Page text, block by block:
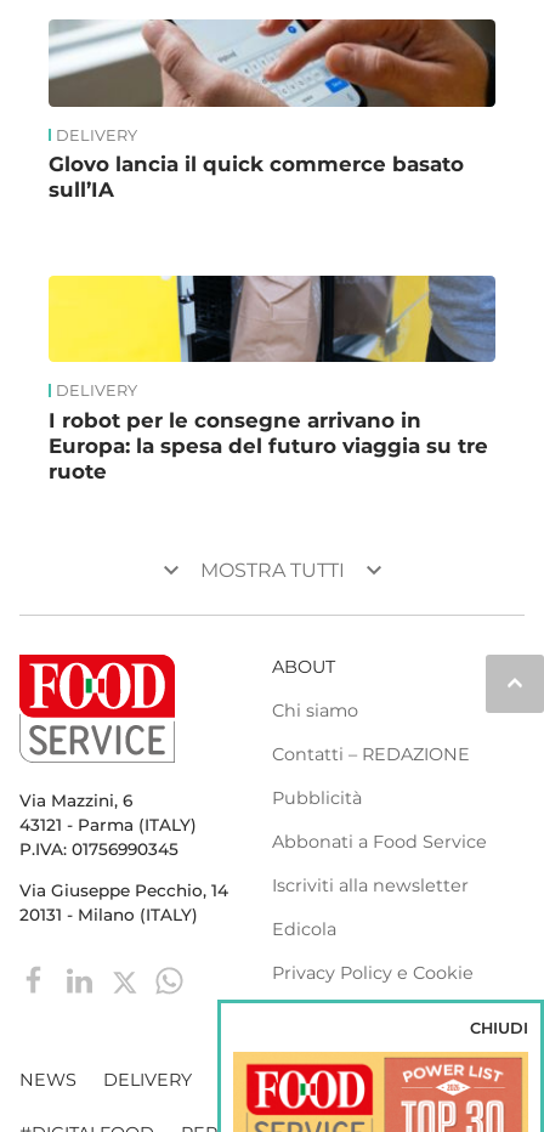
DELIVERY
Glovo lancia il quick commerce basato
sull’IA
DELIVERY
I robot per le consegne arrivano in
Europa: la spesa del futuro viaggia su tre
ruote
keyboard_arrow_down MOSTRA TUTTI keyboard_arrow_down
keyboard_arrow_up
Via Mazzini, 6
43121 - Parma (ITALY)
P.IVA: 01756990345
Via Giuseppe Pecchio, 14
20131 - Milano (ITALY)
ABOUT
Chi siamo
Contatti – REDAZIONE
Pubblicità
Abbonati a Food Service
Iscriviti alla newsletter
Edicola
Privacy Policy e Cookie
NEWS DELIVERY DISTRIBUZIONE
CHIUDI